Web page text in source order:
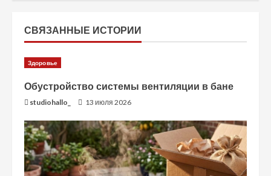
ж
и
т
ч
т
СВЯЗАННЫЕ ИСТОРИИ
Здоровье
Обустройство системы вентиляции в бане
studiohallo_ 13 июля 2026